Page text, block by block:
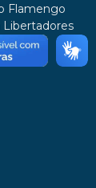
Flamengo
Libertadores